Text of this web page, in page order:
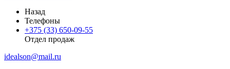
Назад
Телефоны
+375 (33) 650-09-55
Отдел продаж
idealson@mail.ru